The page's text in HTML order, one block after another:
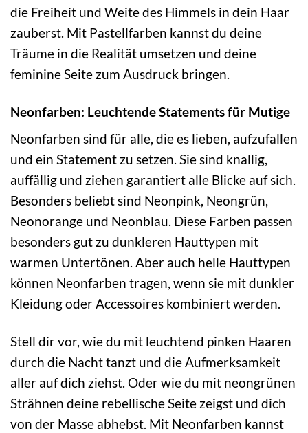
die Freiheit und Weite des Himmels in dein Haar
zauberst. Mit Pastellfarben kannst du deine
Träume in die Realität umsetzen und deine
feminine Seite zum Ausdruck bringen.
Neonfarben: Leuchtende Statements für Mutige
Neonfarben sind für alle, die es lieben, aufzufallen
und ein Statement zu setzen. Sie sind knallig,
auffällig und ziehen garantiert alle Blicke auf sich.
Besonders beliebt sind Neonpink, Neongrün,
Neonorange und Neonblau. Diese Farben passen
besonders gut zu dunkleren Hauttypen mit
warmen Untertönen. Aber auch helle Hauttypen
können Neonfarben tragen, wenn sie mit dunkler
Kleidung oder Accessoires kombiniert werden.
Stell dir vor, wie du mit leuchtend pinken Haaren
durch die Nacht tanzt und die Aufmerksamkeit
aller auf dich ziehst. Oder wie du mit neongrünen
Strähnen deine rebellische Seite zeigst und dich
von der Masse abhebst. Mit Neonfarben kannst